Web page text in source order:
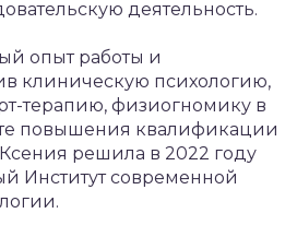
деятельность.
опыт работы и
клиническую психологию,
терапию, физиогномику в
повышения квалификации
решила в 2022 году
Институт современной